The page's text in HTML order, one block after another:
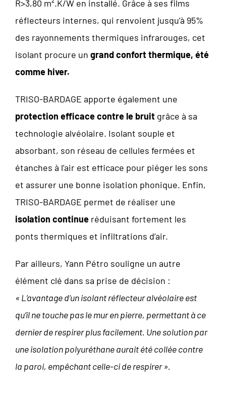
R>3,80 m².K/W en installé. Grâce à ses films
réflecteurs internes, qui renvoient jusqu’à 95%
des rayonnements thermiques infrarouges, cet
isolant procure un grand confort thermique, été
comme hiver.
TRISO-BARDAGE apporte également une
protection efficace contre le bruit grâce à sa
technologie alvéolaire. Isolant souple et
absorbant, son réseau de cellules fermées et
étanches à l’air est efficace pour piéger les sons
et assurer une bonne isolation phonique. Enfin,
TRISO-BARDAGE permet de réaliser une
isolation continue réduisant fortement les
ponts thermiques et infiltrations d’air.
Par ailleurs, Yann Pétro souligne un autre
élément clé dans sa prise de décision :
« L’avantage d’un isolant réflecteur alvéolaire est
qu’il ne touche pas le mur en pierre, permettant à ce
dernier de respirer plus facilement. Une solution par
une isolation polyuréthane aurait été collée contre
la paroi, empêchant celle-ci de respirer ».